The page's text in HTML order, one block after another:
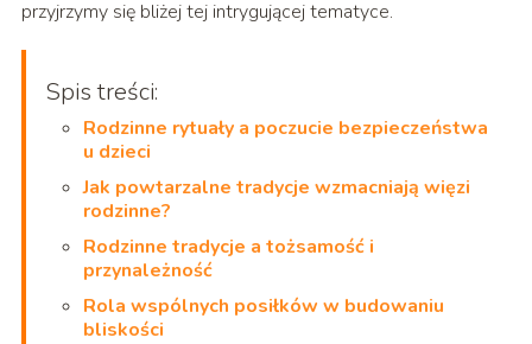
przyjrzymy się bliżej tej intrygującej tematyce.
Spis treści:
Rodzinne rytuały a poczucie bezpieczeństwa
u dzieci
Jak powtarzalne tradycje wzmacniają więzi
rodzinne?
Rodzinne tradycje a tożsamość i
przynależność
Rola wspólnych posiłków w budowaniu
bliskości